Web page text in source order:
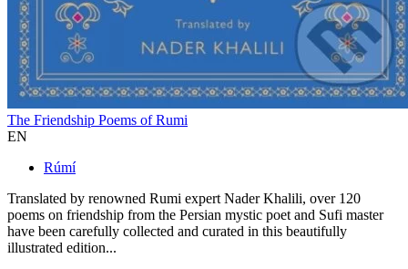
The Friendship Poems of Rumi
EN
Rúmí
Translated by renowned Rumi expert Nader Khalili, over 120
poems on friendship from the Persian mystic poet and Sufi master
have been carefully collected and curated in this beautifully
illustrated edition...